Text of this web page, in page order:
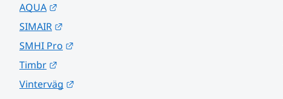
AQUA
SIMAIR
SMHI Pro
Timbr
Vinterväg